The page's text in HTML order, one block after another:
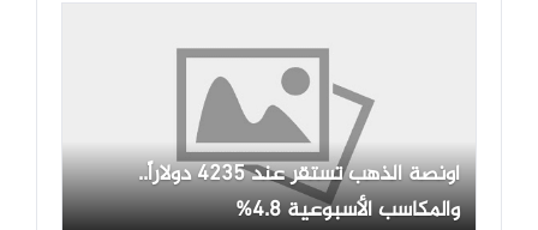
أونصة الذهب تستقر عند 4235 دولاراً..
والمكاسب الأسبوعية 4.8%